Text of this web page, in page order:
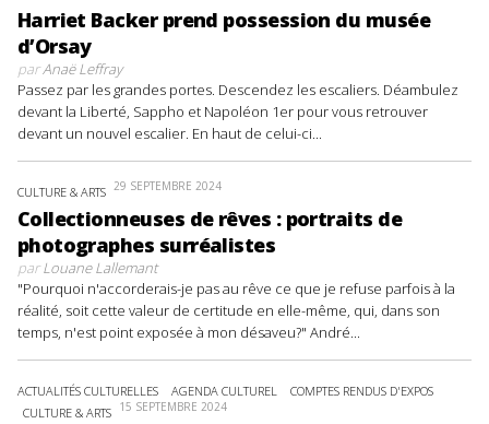
Harriet Backer prend possession du musée
d’Orsay
parAnaë Leffray
Passez par les grandes portes. Descendez les escaliers. Déambulez
devant la Liberté, Sappho et Napoléon 1er pour vous retrouver
devant un nouvel escalier. En haut de celui-ci...
CULTURE & ARTS 29 SEPTEMBRE 2024
Collectionneuses de rêves : portraits de
photographes surréalistes
parLouane Lallemant
"Pourquoi n'accorderais-je pas au rêve ce que je refuse parfois à la
réalité, soit cette valeur de certitude en elle-même, qui, dans son
temps, n'est point exposée à mon désaveu?" André...
ACTUALITÉS CULTURELLES AGENDA CULTUREL
COMPTES RENDUS D'EXPOS
CULTURE & ARTS 15 SEPTEMBRE 2024